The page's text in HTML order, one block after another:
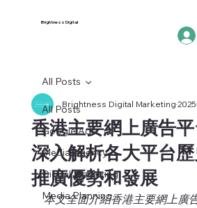
Brightness Digital
All Posts
Google Ads
Media Agency
Digital Marketing
Media Planning
All Posts
香港主要網上廣告平
深入解析各大平台
推廣優勢和發展
Brightness Digital Marketing
本文全面介紹香港主要網上廣